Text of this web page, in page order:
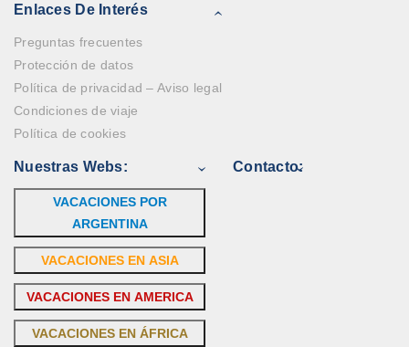
Enlaces De Interés
Preguntas frecuentes
Protección de datos
Política de privacidad – Aviso legal
Condiciones de viaje
Política de cookies
Nuestras Webs:
VACACIONES POR
ARGENTINA
VACACIONES EN ASIA
VACACIONES EN AMERICA
VACACIONES EN ÁFRICA
Contacto: